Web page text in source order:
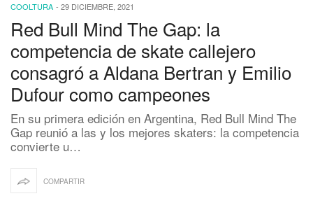
COOLTURA - 29 DICIEMBRE, 2021
Red Bull Mind The Gap: la
competencia de skate callejero
consagró a Aldana Bertran y Emilio
Dufour como campeones
En su primera edición en Argentina, Red Bull Mind The
Gap reunió a las y los mejores skaters: la competencia
convierte u…
COMPARTIR